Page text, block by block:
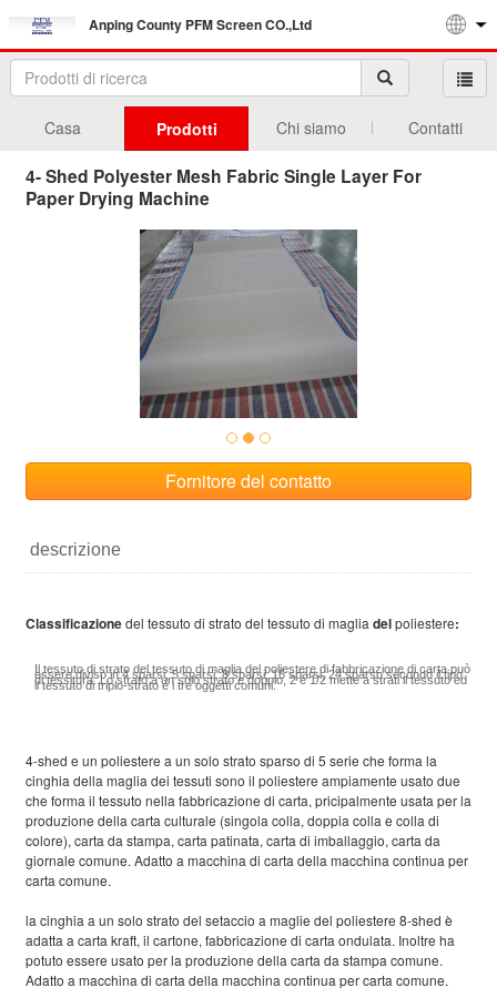
Anping County PFM Screen CO.,Ltd
Casa Prodotti Chi siamo Contatti
4- Shed Polyester Mesh Fabric Single Layer For
Paper Drying Machine
Fornitore del contatto
descrizione
Classificazionedel tessuto di strato del tessuto di maglia delpoliestere:
Il tessuto di strato del tessuto di maglia del poliestere di fabbricazione di carta può
essere diviso in 4 sparsi, 5 sparsi, 8 sparsi, 16 sparsi, 24 sparso secondo il tipo
di tessitura. Lo strato a un solo strato e doppio, 2 e 1/2 mette a strati il tessuto ed
il tessuto di triplo-strato è i tre oggetti comuni.
4-shed e un poliestere a un solo strato sparso di 5 serie che forma la
cinghia della maglia dei tessuti sono il poliestere ampiamente usato due
che forma il tessuto nella fabbricazione di carta, pricipalmente usata per la
produzione della carta culturale (singola colla, doppia colla e colla di
colore), carta da stampa, carta patinata, carta di imballaggio, carta da
giornale comune. Adatto a macchina di carta della macchina continua per
carta comune.
la cinghia a un solo strato del setaccio a maglie del poliestere 8-shed è
adatta a carta kraft, il cartone, fabbricazione di carta ondulata. Inoltre ha
potuto essere usato per la produzione della carta da stampa comune.
Adatto a macchina di carta della macchina continua per carta comune.